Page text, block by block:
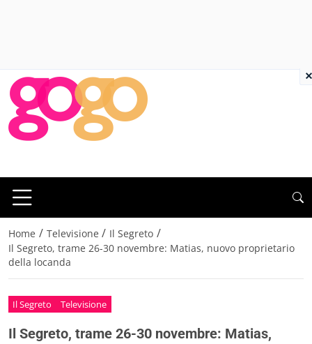
Home / Televisione / Il Segreto /
Il Segreto, trame 26-30 novembre: Matias, nuovo proprietario
della locanda
Il Segreto Televisione
Il Segreto, trame 26-30 novembre: Matias,
×